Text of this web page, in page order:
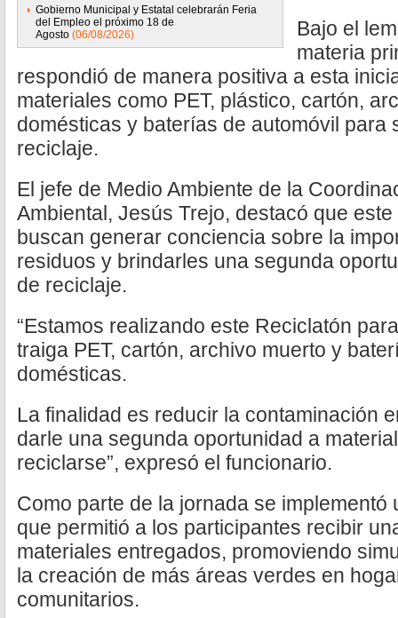
Gobierno Municipal y Estatal celebrarán Feria
del Empleo el próximo 18 de
Agosto (06/08/2026)
Bajo el
materia
respondió de manera positiva a esta
materiales como PET, plástico, cartón,
domésticas y baterías de automóvil para
reciclaje.
El jefe de Medio Ambiente de la
Ambiental, Jesús Trejo, destacó que
buscan generar conciencia sobre la
residuos y brindarles una segunda
de reciclaje.
“Estamos realizando este Reciclatón
traiga PET, cartón, archivo muerto y
domésticas.
La finalidad es reducir la contaminación
darle una segunda oportunidad a
reciclarse”, expresó el funcionario.
Como parte de la jornada se implementó
que permitió a los participantes recibir
materiales entregados, promoviendo
la creación de más áreas verdes en
comunitarios.